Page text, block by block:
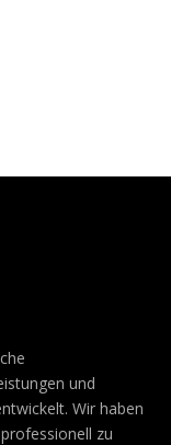
und
Wir haben
zu